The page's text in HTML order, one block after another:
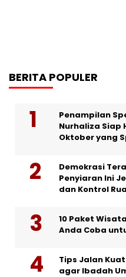
BERITA POPULER
Penampilan
Nurhaliza Siap
Oktober yang
Demokrasi
Penyiaran Ini
dan Kontrol
10 Paket
Anda Coba
Tips Jalan
agar Ibadah